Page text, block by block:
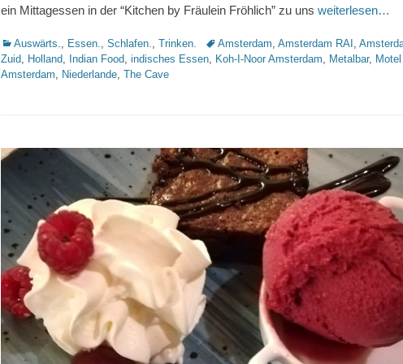
ein Mittagessen in der “Kitchen by Fräulein Fröhlich” zu uns weiterlesen…
Kategorien
Auswärts. Essen. Schlafen. Trinken. Schlagworte
Amsterdam Amsterdam RAI
Zuid
Holland Indian Food indisches Essen Koh-I-Noor Amsterdam Metalbar,
Amsterdam
Niederlande The Cave